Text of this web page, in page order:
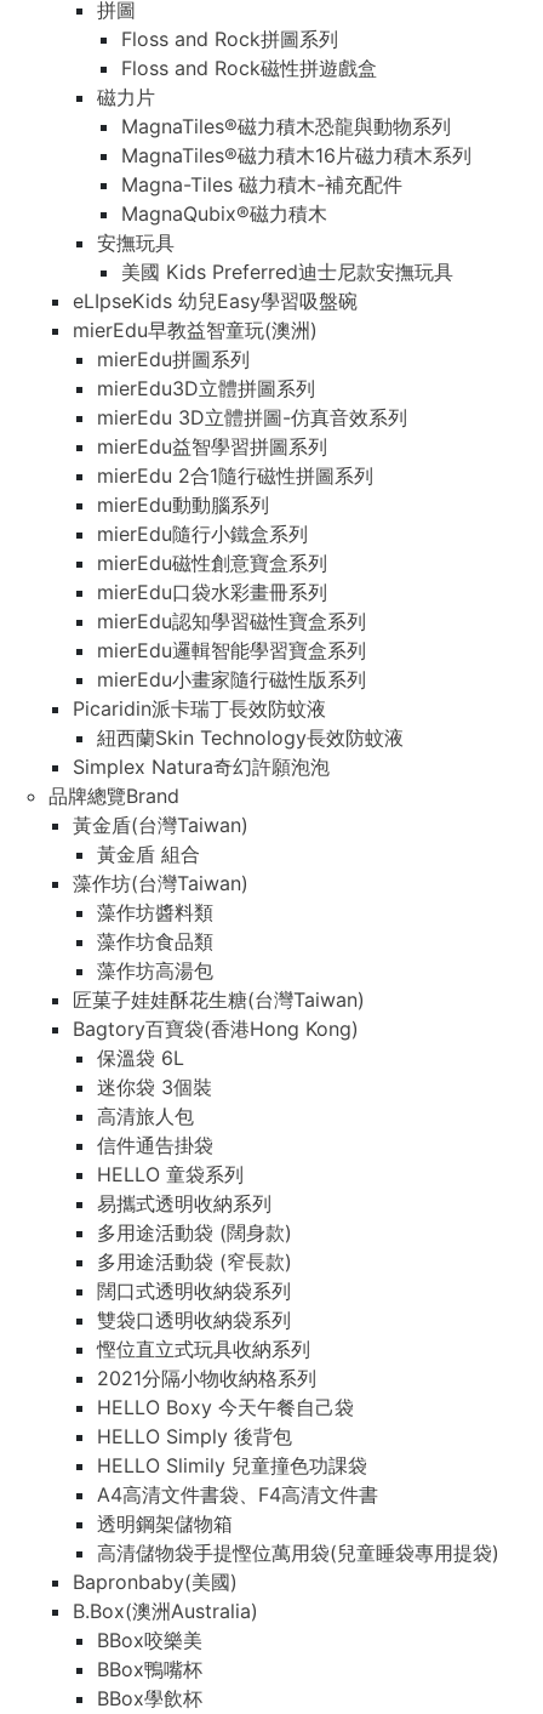
拼圖
Floss and Rock拼圖系列
Floss and Rock磁性拼遊戲盒
磁力片
MagnaTiles®磁力積木恐龍與動物系列
MagnaTiles®磁力積木16片磁力積木系列
Magna-Tiles 磁力積木-補充配件
MagnaQubix®磁力積木
安撫玩具
美國 Kids Preferred迪士尼款安撫玩具
eLIpseKids 幼兒Easy學習吸盤碗
mierEdu早教益智童玩(澳洲)
mierEdu拼圖系列
mierEdu3D立體拼圖系列
mierEdu 3D立體拼圖-仿真音效系列
mierEdu益智學習拼圖系列
mierEdu 2合1隨行磁性拼圖系列
mierEdu動動腦系列
mierEdu隨行小鐵盒系列
mierEdu磁性創意寶盒系列
mierEdu口袋水彩畫冊系列
mierEdu認知學習磁性寶盒系列
mierEdu邏輯智能學習寶盒系列
mierEdu小畫家隨行磁性版系列
Picaridin派卡瑞丁長效防蚊液
紐西蘭Skin Technology長效防蚊液
Simplex Natura奇幻許願泡泡
品牌總覽Brand
黃金盾(台灣Taiwan)
黃金盾 組合
藻作坊(台灣Taiwan)
藻作坊醬料類
藻作坊食品類
藻作坊高湯包
匠菓子娃娃酥花生糖(台灣Taiwan)
Bagtory百寶袋(香港Hong Kong)
保溫袋 6L
迷你袋 3個裝
高清旅人包
信件通告掛袋
HELLO 童袋系列
易攜式透明收納系列
多用途活動袋 (闊身款)
多用途活動袋 (窄長款)
闊口式透明收納袋系列
雙袋口透明收納袋系列
慳位直立式玩具收納系列
2021分隔小物收納格系列
HELLO Boxy 今天午餐自己袋
HELLO Simply 後背包
HELLO Slimily 兒童撞色功課袋
A4高清文件書袋、F4高清文件書
透明鋼架儲物箱
高清儲物袋手提慳位萬用袋(兒童睡袋專用提袋)
Bapronbaby(美國)
B.Box(澳洲Australia)
BBox咬樂美
BBox鴨嘴杯
BBox學飲杯